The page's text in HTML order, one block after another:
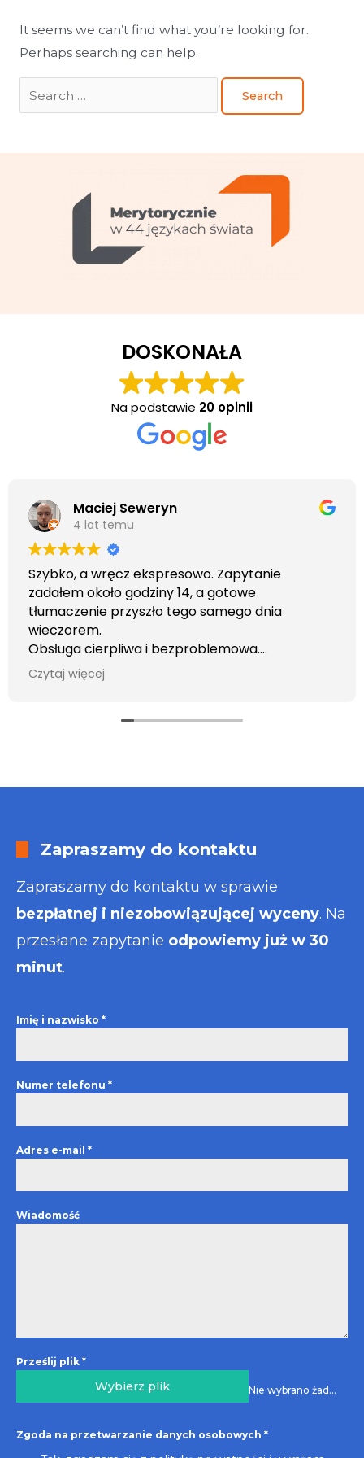
It seems we can’t find what you’re looking for.
Perhaps searching can help.
DOSKONAŁA
Na podstawie 20 opinii
Maciej Seweryn
4 lat temu
Szybko, a wręcz ekspresowo. Zapytanie
zadałem około godziny 14, a gotowe
tłumaczenie przyszło tego samego dnia
wieczorem.
Obsługa cierpliwa i bezproblemowa.
Otrzymałem wszelkie informacje i porady jaka
usługa będzie dla mnie najlepsza. Faktura także
Czytaj więcej
Zapraszamy do kontaktu
Zapraszamy do kontaktu w sprawie
bezpłatnej i niezobowiązującej wyceny. Na
przesłane zapytanie odpowiemy już w 30
minut.
Imię i nazwisko *
Numer telefonu *
Adres e-mail *
Wiadomość
Prześlij plik *
Wybierz plik Nie wybrano żadnego pliku
Zgoda na przetwarzanie danych osobowych *